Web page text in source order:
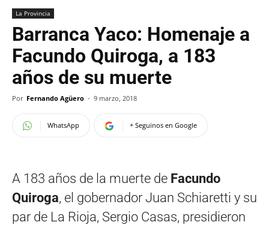
La Provincia
Barranca Yaco: Homenaje a
Facundo Quiroga, a 183
años de su muerte
Por Fernando Agüero - 9 marzo, 2018
WhatsApp + Seguinos en Google
A 183 años de la muerte de Facundo
Quiroga, el gobernador Juan Schiaretti y su
par de La Rioja, Sergio Casas, presidieron